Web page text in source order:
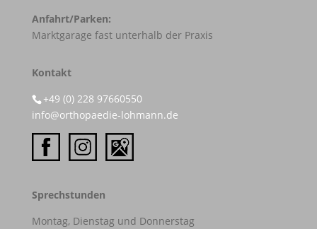
Anfahrt/Parken:
Marktgarage fast unterhalb der Praxis
Kontakt
+49 (0) 228 97660550
info@orthopaedie-lohmann.de
Sprechstunden
Montag, Dienstag und Donnerstag